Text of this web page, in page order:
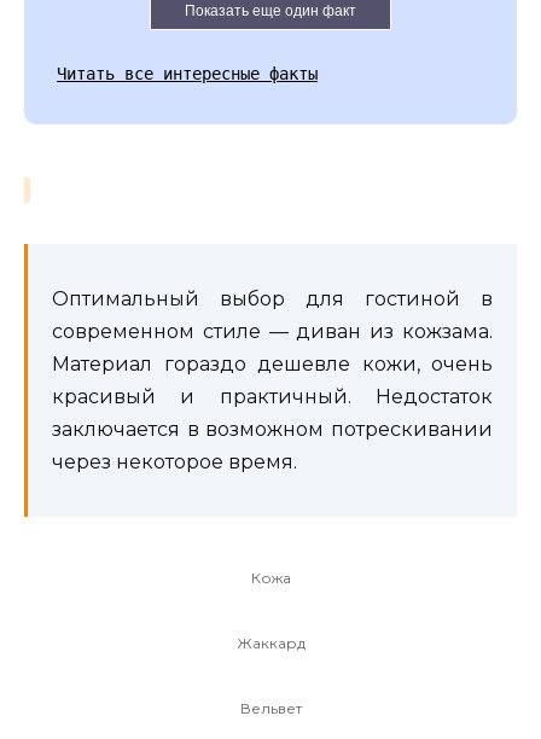
Показать еще один факт
Читать все интересные факты
Оптимальный выбор для гостиной в
современном стиле — диван из кожзама.
Материал гораздо дешевле кожи, очень
красивый и практичный. Недостаток
заключается в возможном потрескивании
через некоторое время.
Кожа
Жаккард
Вельвет